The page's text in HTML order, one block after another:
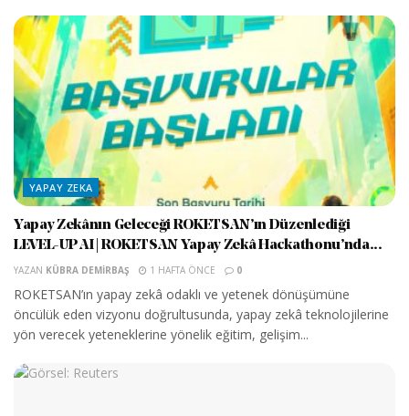
YAPAY ZEKA
Yapay Zekânın Geleceği ROKETSAN’ın Düzenlediği
LEVEL-UP AI | ROKETSAN Yapay Zekâ Hackathonu’nda...
YAZAN KÜBRA DEMIRBAŞ 1 HAFTA ÖNCE 0
ROKETSAN’ın yapay zekâ odaklı ve yetenek dönüşümüne
öncülük eden vizyonu doğrultusunda, yapay zekâ teknolojilerine
yön verecek yeteneklerine yönelik eğitim, gelişim...